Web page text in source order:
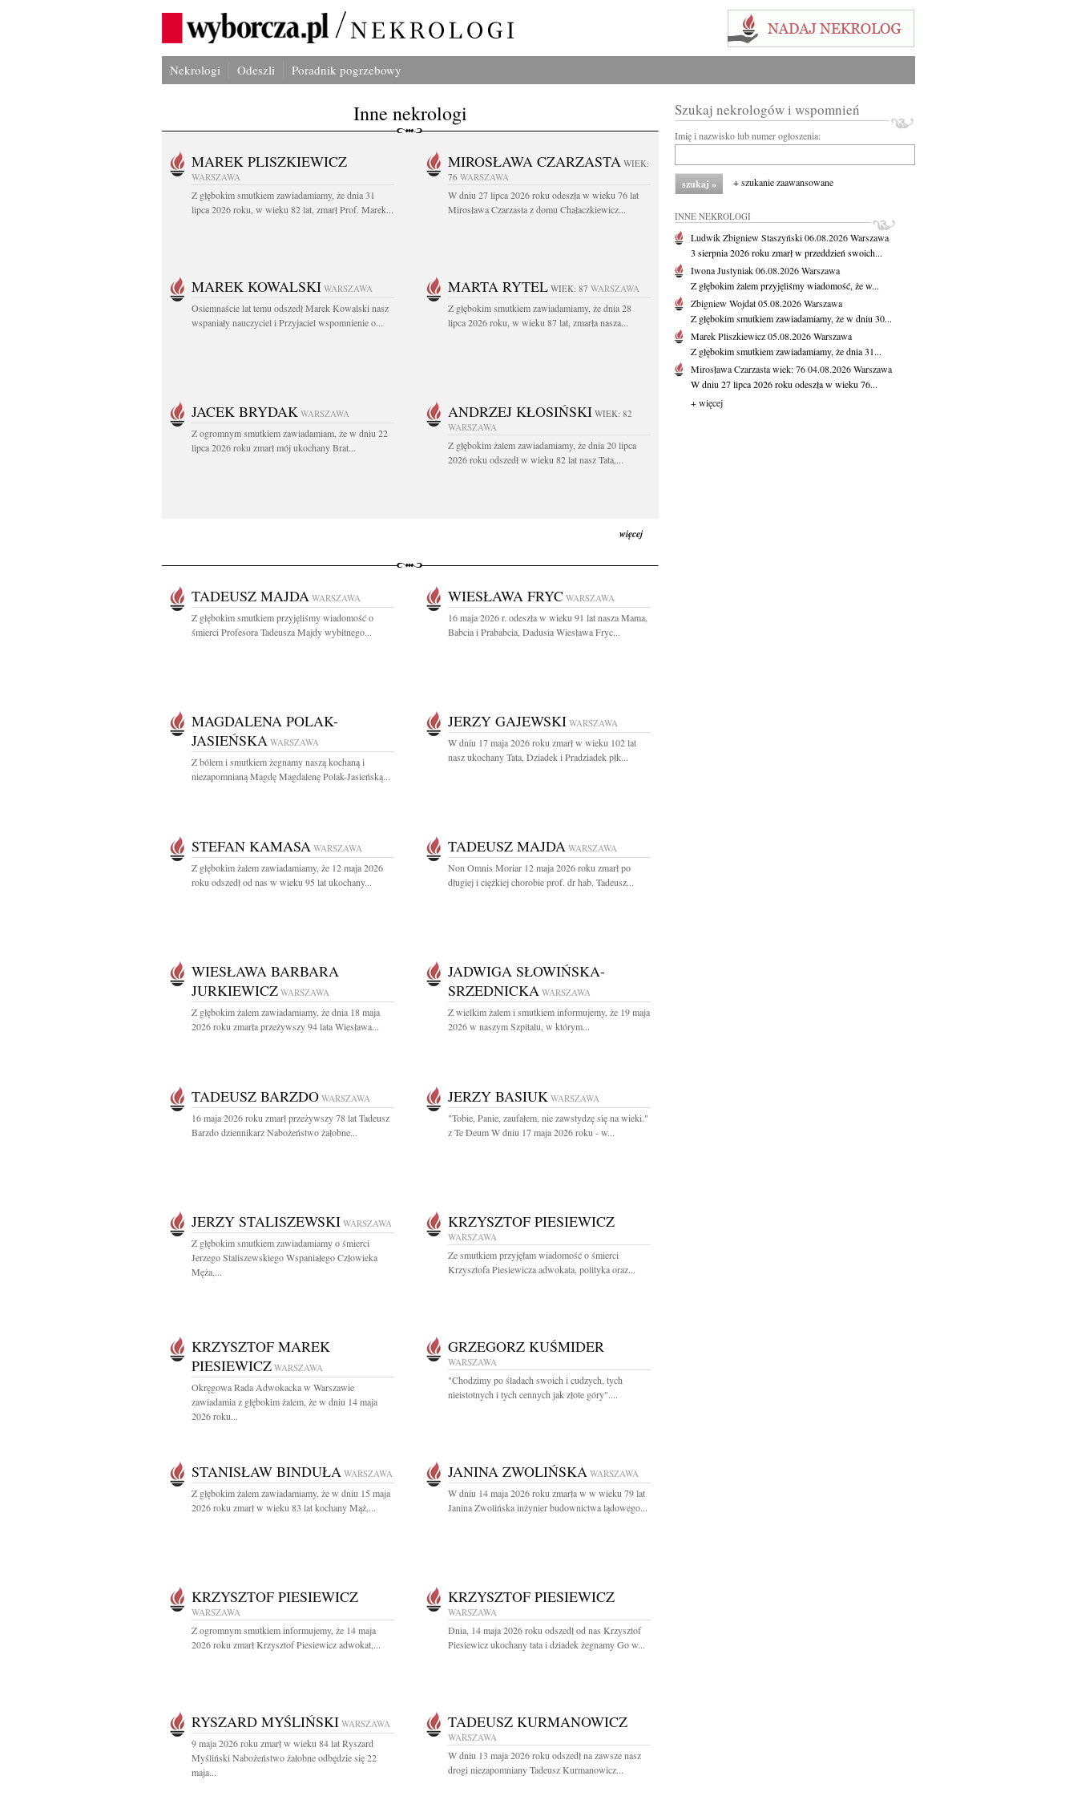
Nekrologi Odeszli Poradnik pogrzebowy
Inne nekrologi
MAREK PLISZKIEWICZ
WARSZAWA
Z głębokim smutkiem zawiadamiamy, że dnia 31
lipca 2026 roku, w wieku 82 lat, zmarł Prof. Marek...
MIROSŁAWA CZARZASTA WIEK:
76 WARSZAWA
W dniu 27 lipca 2026 roku odeszła w wieku 76 lat
Mirosława Czarzasta z domu Chałaczkiewicz...
MAREK KOWALSKI WARSZAWA
Osiemnaście lat temu odszedł Marek Kowalski nasz
wspaniały nauczyciel i Przyjaciel wspomnienie o...
MARTA RYTEL WIEK: 87 WARSZAWA
Z głębokim smutkiem zawiadamiamy, że dnia 28
lipca 2026 roku, w wieku 87 lat, zmarła nasza...
JACEK BRYDAK WARSZAWA
Z ogromnym smutkiem zawiadamiam, że w dniu 22
lipca 2026 roku zmarł mój ukochany Brat...
ANDRZEJ KŁOSIŃSKI WIEK: 82
WARSZAWA
Z głębokim żalem zawiadamiamy, że dnia 20 lipca
2026 roku odszedł w wieku 82 lat nasz Tata,...
więcej
TADEUSZ MAJDA WARSZAWA
Z głębokim smutkiem przyjęliśmy wiadomość o
śmierci Profesora Tadeusza Majdy wybitnego...
WIESŁAWA FRYC WARSZAWA
16 maja 2026 r. odeszła w wieku 91 lat nasza Mama,
Babcia i Prababcia, Dadusia Wiesława Fryc...
MAGDALENA POLAK-
JASIEŃSKA WARSZAWA
Z bólem i smutkiem żegnamy naszą kochaną i
niezapomnianą Magdę Magdalenę Polak-Jasieńską...
JERZY GAJEWSKI WARSZAWA
W dniu 17 maja 2026 roku zmarł w wieku 102 lat
nasz ukochany Tata, Dziadek i Pradziadek płk...
STEFAN KAMASA WARSZAWA
Z głębokim żalem zawiadamiamy, że 12 maja 2026
roku odszedł od nas w wieku 95 lat ukochany...
TADEUSZ MAJDA WARSZAWA
Non Omnis Moriar 12 maja 2026 roku zmarł po
długiej i ciężkiej chorobie prof. dr hab. Tadeusz...
WIESŁAWA BARBARA
JURKIEWICZ WARSZAWA
Z głębokim żalem zawiadamiamy, że dnia 18 maja
2026 roku zmarła przeżywszy 94 lata Wiesława...
JADWIGA SŁOWIŃSKA-
SRZEDNICKA WARSZAWA
Z wielkim żalem i smutkiem informujemy, że 19 maja
2026 w naszym Szpitalu, w którym...
TADEUSZ BARZDO WARSZAWA
16 maja 2026 roku zmarł przeżywszy 78 lat Tadeusz
Barzdo dziennikarz Nabożeństwo żałobne...
JERZY BASIUK WARSZAWA
"Tobie, Panie, zaufałem, nie zawstydzę się na wieki."
z Te Deum W dniu 17 maja 2026 roku - w...
JERZY STALISZEWSKI WARSZAWA
Z głębokim smutkiem zawiadamiamy o śmierci
Jerzego Staliszewskiego Wspaniałego Człowieka
Męża,...
KRZYSZTOF PIESIEWICZ
WARSZAWA
Ze smutkiem przyjęłam wiadomość o śmierci
Krzysztofa Piesiewicza adwokata, polityka oraz...
KRZYSZTOF MAREK
PIESIEWICZ WARSZAWA
Okręgowa Rada Adwokacka w Warszawie
zawiadamia z głębokim żalem, że w dniu 14 maja
2026 roku...
GRZEGORZ KUŚMIDER
WARSZAWA
"Chodzimy po śladach swoich i cudzych, tych
nieistotnych i tych cennych jak złote góry"....
STANISŁAW BINDUŁA WARSZAWA
Z głębokim żalem zawiadamiamy, że w dniu 15 maja
2026 roku zmarł w wieku 83 lat kochany Mąż,...
JANINA ZWOLIŃSKA WARSZAWA
W dniu 14 maja 2026 roku zmarła w w wieku 79 lat
Janina Zwolińska inżynier budownictwa lądowego...
KRZYSZTOF PIESIEWICZ
WARSZAWA
Z ogromnym smutkiem informujemy, że 14 maja
2026 roku zmarł Krzysztof Piesiewicz adwokat,...
KRZYSZTOF PIESIEWICZ
WARSZAWA
Dnia, 14 maja 2026 roku odszedł od nas Krzysztof
Piesiewicz ukochany tata i dziadek żegnamy Go w...
RYSZARD MYŚLIŃSKI WARSZAWA
9 maja 2026 roku zmarł w wieku 84 lat Ryszard
Myśliński Nabożeństwo żałobne odbędzie się 22
maja...
TADEUSZ KURMANOWICZ
WARSZAWA
W dniu 13 maja 2026 roku odszedł na zawsze nasz
drogi niezapomniany Tadeusz Kurmanowicz...
Szukaj nekrologów i wspomnień
Imię i nazwisko lub numer ogłoszenia:
+ szukanie zaawansowane
INNE NEKROLOGI
Ludwik Zbigniew Staszyński06.08.2026Warszawa
3 sierpnia 2026 roku zmarł w przeddzień swoich...
Iwona Justyniak06.08.2026Warszawa
Z głębokim żalem przyjęliśmy wiadomość, że w...
Zbigniew Wojdat05.08.2026Warszawa
Z głębokim smutkiem zawiadamiamy, że w dniu 30...
Marek Pliszkiewicz05.08.2026Warszawa
Z głębokim smutkiem zawiadamiamy, że dnia 31...
Mirosława Czarzastawiek: 7604.08.2026Warszawa
W dniu 27 lipca 2026 roku odeszła w wieku 76...
+ więcej